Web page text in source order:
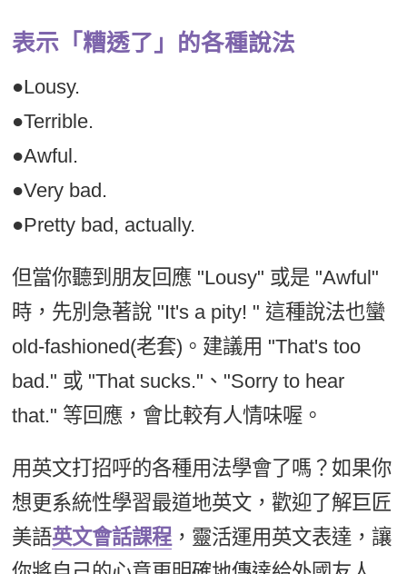
表示「糟透了」的各種說法
●Lousy.
●Terrible.
●Awful.
●Very bad.
●Pretty bad, actually.
但當你聽到朋友回應 "Lousy" 或是 "Awful"
時，先別急著說 "It's a pity! " 這種說法也蠻
old-fashioned(老套)。建議用 "That's too
bad." 或 "That sucks."、"Sorry to hear
that." 等回應，會比較有人情味喔。
用英文打招呼的各種用法學會了嗎？如果你
想更系統性學習最道地英文，歡迎了解巨匠
美語英文會話課程 ，靈活運用英文表達，讓